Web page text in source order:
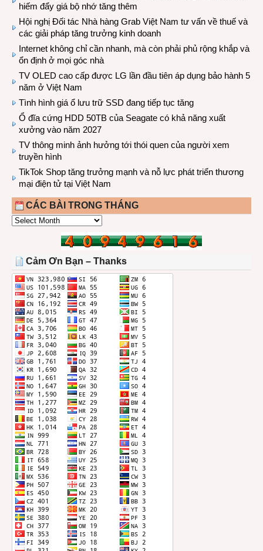
hiếm đẩy giá bộ nhớ tăng thêm
Hội nghị Đối tác Nhà hàng Grab Việt Nam tư vấn về thuế và
các giải pháp tăng trưởng kinh doanh
Internet không chỉ cần nhanh, mà còn phải phủ rộng khắp và
ổn định ở mọi góc nhà
TV OLED cao cấp được LG lần đầu tiên áp dụng bảo hành 5
năm ở Việt Nam
Tình hình giá ổ lưu trữ SSD đang tiếp tục tăng
Ổ đĩa cứng HDD 50TB của Seagate có khả năng xuất
xưởng vào năm 2027
TV thông minh ảnh hưởng tới thói quen của người xem
truyền hình
TikTok Shop tăng trưởng mạnh và nỗ lực phát triển thương
mại điện tử tại Việt Nam
CÁC BÀI TRONG THÁNG
CÁC
THÁNG
Cảm Ơn Bạn – Thanks